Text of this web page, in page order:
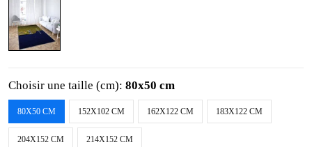
Choisir une taille (cm): 80x50 cm
80X50 CM 152X102 CM 162X122 CM 183X122 CM
204X152 CM 214X152 CM